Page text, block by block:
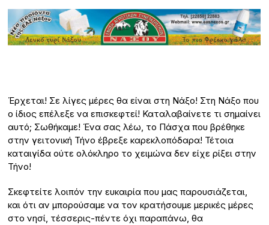
Έρχεται! Σε λίγες μέρες θα είναι στη Νάξο! Στη Νάξο που
ο ίδιος επέλεξε να επισκεφτεί! Καταλαβαίνετε τι σημαίνει
αυτό; Σωθήκαμε! Ένα σας λέω, το Πάσχα που βρέθηκε
στην γειτονική Τήνο έβρεξε καρεκλοπόδαρα! Τέτοια
καταιγίδα ούτε ολόκληρο το χειμώνα δεν είχε ρίξει στην
Τήνο!
Σκεφτείτε λοιπόν την ευκαιρία που μας παρουσιάζεται,
και ότι αν μπορούσαμε να τον κρατήσουμε μερικές μέρες
στο νησί, τέσσερις-πέντε όχι παραπάνω, θα